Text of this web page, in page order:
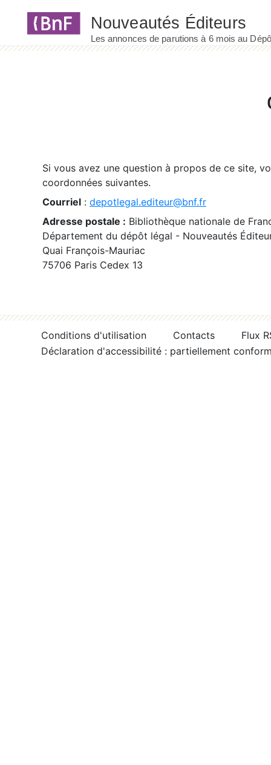
Si vous avez une question à propos de ce site,
coordonnées suivantes.
Courriel : depotlegal.editeur@bnf.fr
Adresse postale : Bibliothèque nationale de
Département du dépôt légal - Nouveautés
Quai François-Mauriac
75706 Paris Cedex 13
Conditions d'utilisation Contacts
Flux
Déclaration d'accessibilité : partiellement